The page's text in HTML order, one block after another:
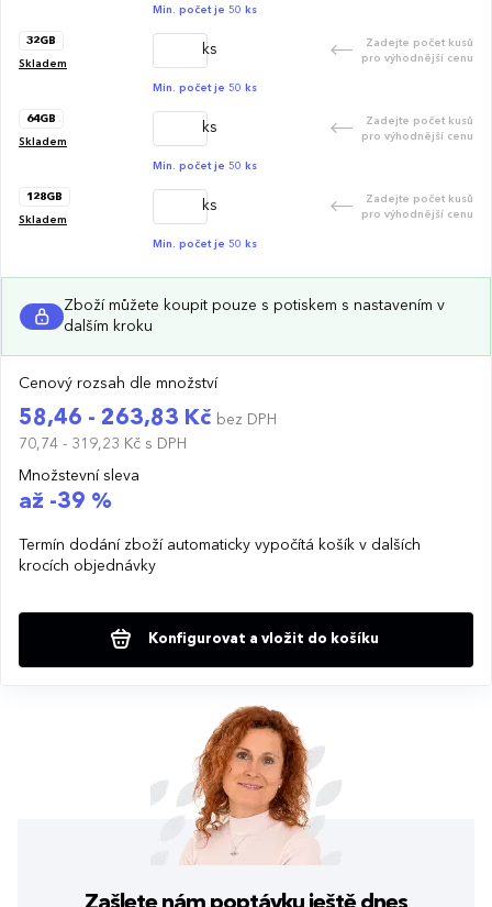
Min. počet je 50 ks
32GB
Skladem
ks
Zadejte počet kusů
pro výhodnější cenu
Min. počet je 50 ks
64GB
Skladem
ks
Zadejte počet kusů
pro výhodnější cenu
Min. počet je 50 ks
128GB
Skladem
ks
Zadejte počet kusů
pro výhodnější cenu
Min. počet je 50 ks
Zboží můžete koupit pouze s potiskem s nastavením v
dalším kroku
Cenový rozsah dle množství
58,46 - 263,83 Kč bez DPH
70,74 - 319,23 Kč s DPH
Množstevní sleva
až -39 %
Termín dodání zboží automaticky vypočítá košík v dalších
krocích objednávky
Konfigurovat a vložit do košíku